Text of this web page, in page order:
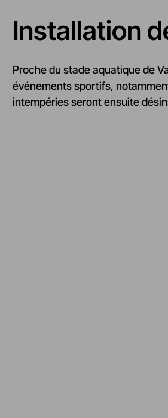
Installation
Proche du stade aquatique de
événements sportifs,
intempéries seront ensuite